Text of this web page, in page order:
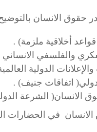
حقوق الانسان
قواعد أخلاقية ملزمة. (
والفلسفي
الدولية
) اتفاقات جنيف(
.
الانسان) الشرعة
في الحضارات